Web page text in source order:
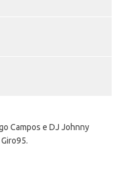
Campos e DJ Johnny